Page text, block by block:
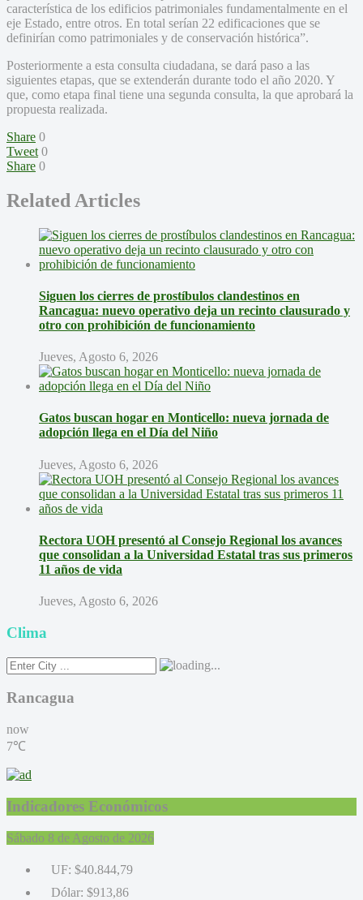
característica de los edificios patrimoniales fundamentalmente en el
eje Estado, entre otros. En total serían 22 edificaciones que se
definirían como patrimoniales y de conservación histórica”.
Posteriormente a esta consulta ciudadana, se dará paso a las
siguientes etapas, que se extenderán durante todo el año 2020. Y
que, como etapa final tiene una segunda consulta, la que aprobará la
propuesta realizada.
Share 0
Tweet 0
Share 0
Related Articles
Siguen los cierres de prostíbulos clandestinos en
Rancagua: nuevo operativo deja un recinto clausurado y
otro con prohibición de funcionamiento
Jueves, Agosto 6, 2026
Gatos buscan hogar en Monticello: nueva jornada de
adopción llega en el Día del Niño
Jueves, Agosto 6, 2026
Rectora UOH presentó al Consejo Regional los avances
que consolidan a la Universidad Estatal tras sus primeros
11 años de vida
Jueves, Agosto 6, 2026
Clima
Rancagua
now
7℃
Indicadores Económicos
Sábado 8 de Agosto de 2026
UF: $40.844,79
Dólar: $913,86